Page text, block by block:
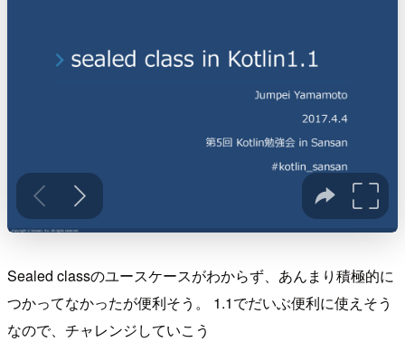
Sealed classのユースケースがわからず、あんまり積極的に
つかってなかったが便利そう。 1.1でだいぶ便利に使えそう
なので、チャレンジしていこう